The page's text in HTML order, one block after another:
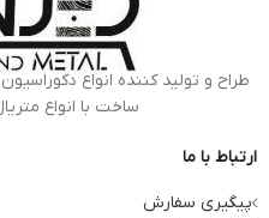
طراح و تولید کننده انواع
ساخت با انواع
ارتباط با ما
پیگیری سفارش